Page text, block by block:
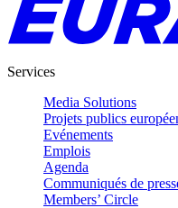
Services
Media Solutions
Projets publics
Evénements
Emplois
Agenda
Communiqués de
Members’ Circle